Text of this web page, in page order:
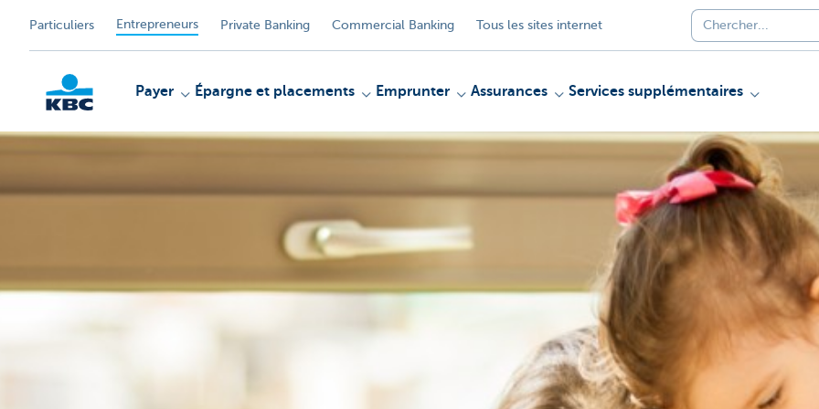
Particuliers Entrepreneurs Private Banking Commercial Banking Tous les sites internet
KBC
Payer Épargne et placements Emprunter Assurances Services supplémentaires